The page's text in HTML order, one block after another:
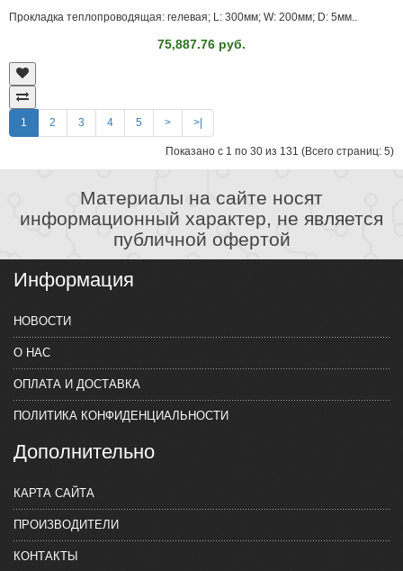
Прокладка теплопроводящая: гелевая; L: 300мм; W: 200мм; D: 5мм..
75,887.76 руб.
1 2 3 4 5 > >|
Показано с 1 по 30 из 131 (Всего страниц: 5)
Материалы на сайте носят
информационный характер, не является
публичной офертой
Информация
НОВОСТИ
О НАС
ОПЛАТА И ДОСТАВКА
ПОЛИТИКА КОНФИДЕНЦИАЛЬНОСТИ
Дополнительно
КАРТА САЙТА
ПРОИЗВОДИТЕЛИ
КОНТАКТЫ